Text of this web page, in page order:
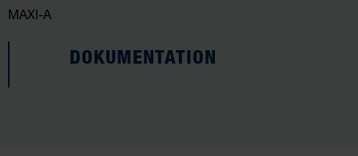
MAXI-A
DOKUMENTATION